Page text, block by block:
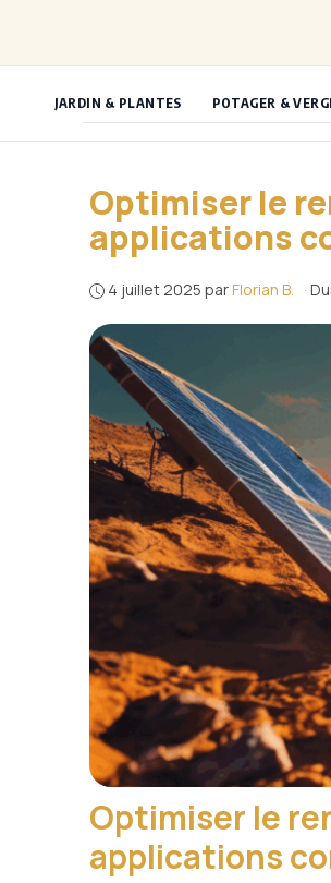
contenu
JARDIN & PLANTES POTAGER &
Optimiser le
applications
4 juillet 2025 parFlorian B. ·
Optimiser le
applications